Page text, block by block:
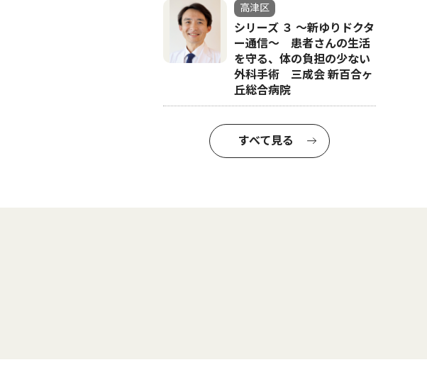
高津区
シリーズ ３ 〜新ゆりドクタ
ー通信〜 患者さんの生活
を守る、体の負担の少ない
外科手術 三成会 新百合ヶ
丘総合病院
すべて見る